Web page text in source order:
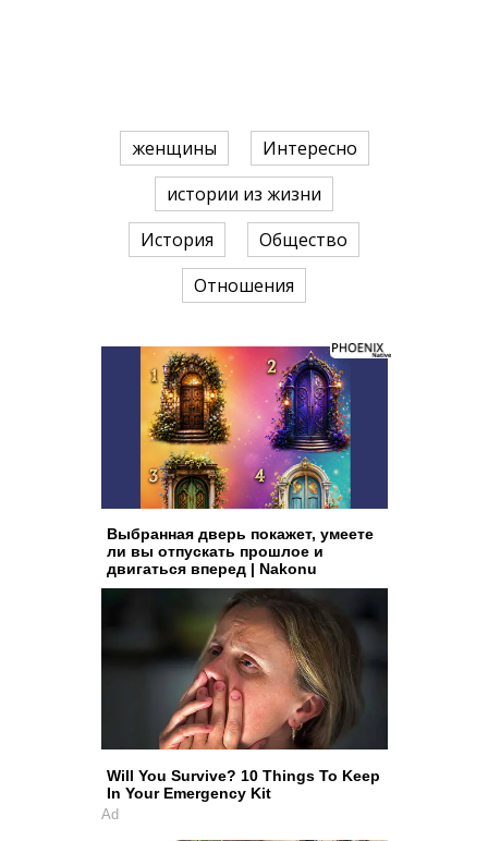
женщины
Интересно
истории из жизни
История
Общество
Отношения
Выбранная дверь покажет, умеете
ли вы отпускать прошлое и
двигаться вперед | Nakonu
Will You Survive? 10 Things To Keep
In Your Emergency Kit
Ad